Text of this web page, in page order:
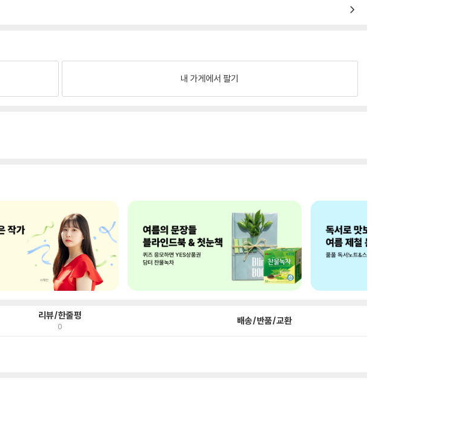
내 가게에서 팔기
리뷰/한줄평
0 배송/반품/교환